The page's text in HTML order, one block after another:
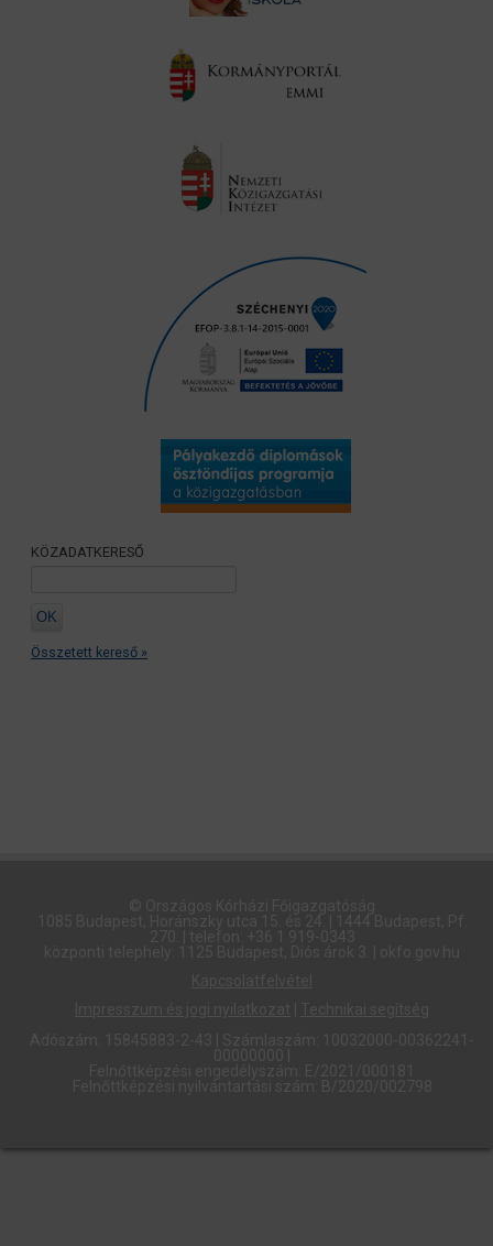
KÖZADATKERESŐ
Összetett kereső »